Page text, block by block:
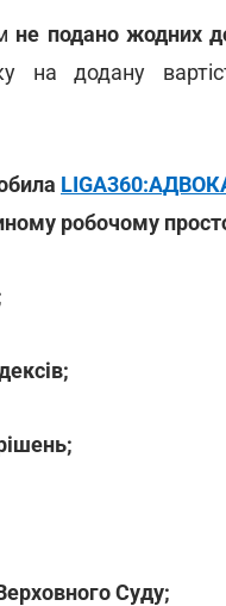
не подано жодних
на додану
робочому
Суду;